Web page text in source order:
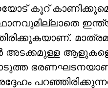
കൂറ്
ആളുകളെ
ഭരണഘടനയാണ്